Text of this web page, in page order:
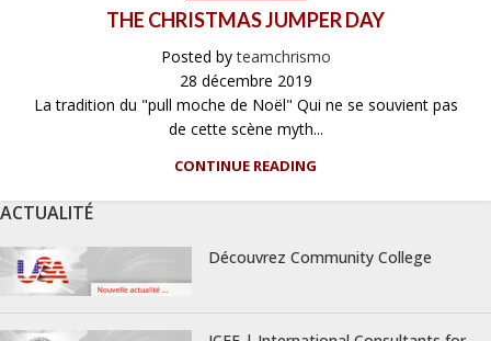
THE CHRISTMAS JUMPER DAY
Posted by teamchrismo
28 décembre 2019
La tradition du "pull moche de Noël" Qui ne se souvient pas
de cette scène myth...
CONTINUE READING
ACTUALITÉ
Découvrez Community College